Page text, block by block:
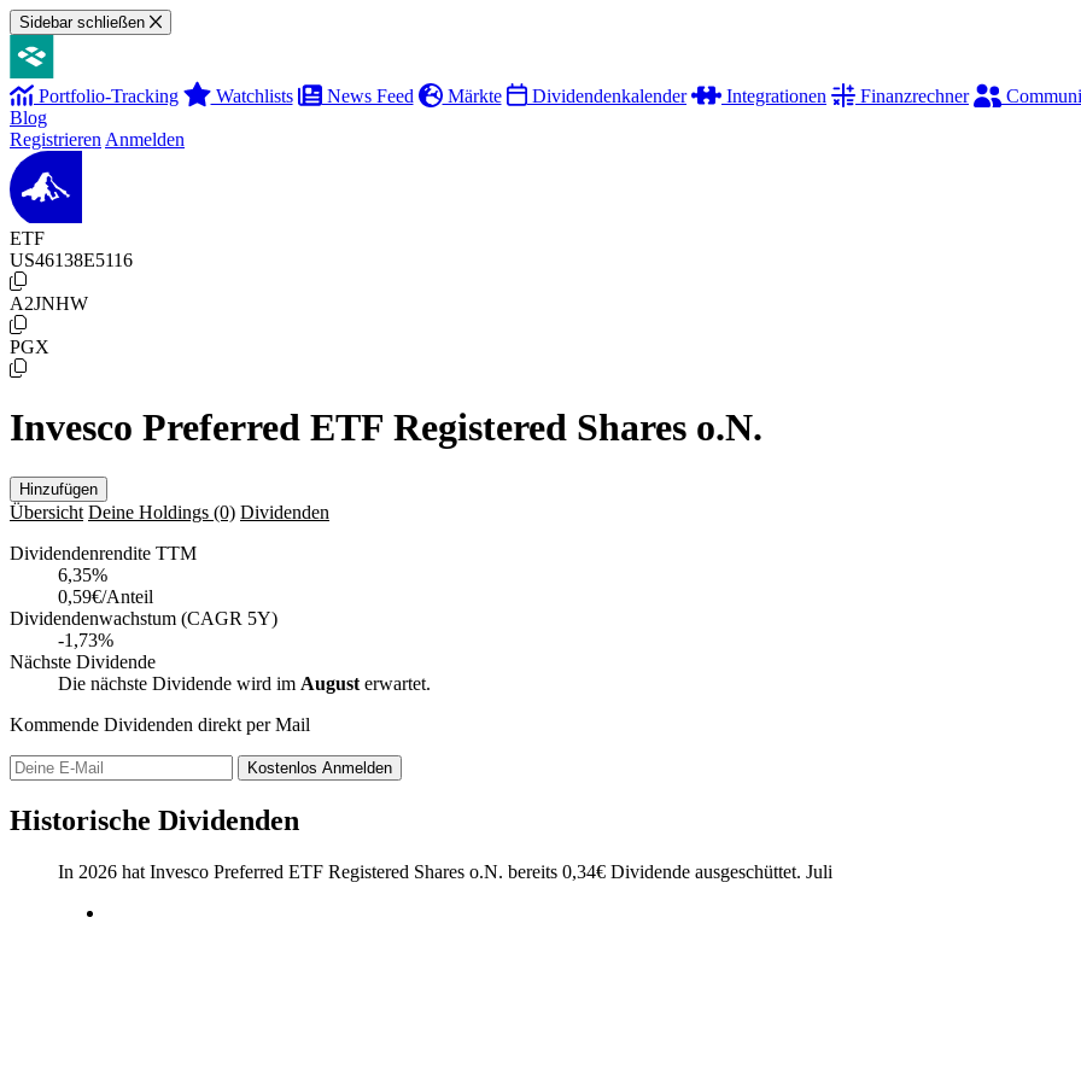
Sidebar schließen
Portfolio-Tracking Watchlists News Feed Märkte Dividendenkalender Integrationen Finanzrechner
Blog
Registrieren Anmelden
ETF
US46138E5116
A2JNHW
PGX
Invesco Preferred ETF Registered Shares o.N.
Hinzufügen
Übersicht Deine Holdings (0) Dividenden
Dividendenrendite TTM
6,35%
0,59€/Anteil
Dividendenwachstum (CAGR 5Y)
-1,73%
Nächste Dividende
Die nächste Dividende wird im August erwartet.
Kommende Dividenden direkt per Mail
Kostenlos Anmelden
Historische Dividenden
In 2026 hat Invesco Preferred ETF Registered Shares o.N. bereits 0,34€ Dividende ausgeschüttet. Juli